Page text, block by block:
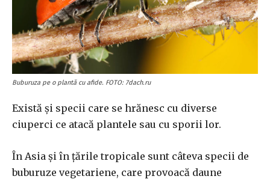
Buburuza pe o plantă cu afide. FOTO: 7dach.ru
Există și specii care se hrănesc cu diverse
ciuperci ce atacă plantele sau cu sporii lor.
În Asia și în țările tropicale sunt câteva specii de
buburuze vegetariene, care provoacă daune